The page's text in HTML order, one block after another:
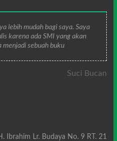
lebih mudah bagi saya. Saya
karena ada SMI yang akan
menjadi sebuah buku
Suci Bucan
Lr. Budaya No. 9 RT. 21